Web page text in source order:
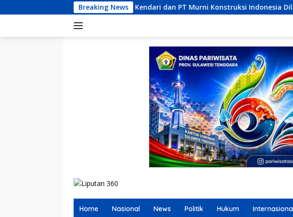
ke
Breaking News
Permata Kendari dan PT Murni Konstruksi Indonesia Dilaporkan MPM UHO
Home Nasional News Politik Hukum